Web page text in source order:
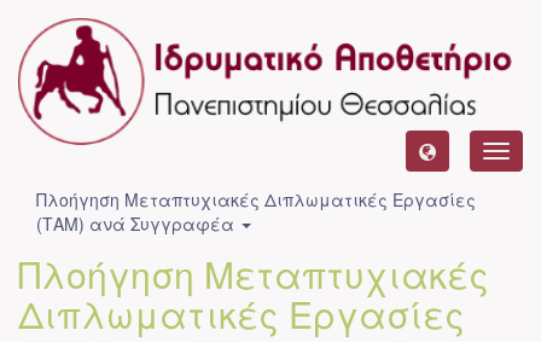
Πλοήγηση Μεταπτυχιακές Διπλωματικές Εργασίες
(ΤΑΜ) ανά Συγγραφέα
Πλοήγηση Μεταπτυχιακές
Διπλωματικές Εργασίες